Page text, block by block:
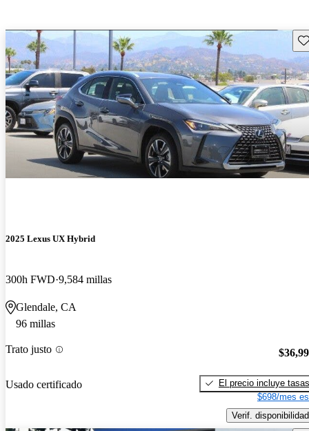
2025 Lexus UX Hybrid
300h FWD 9,584 millas
Glendale, CA
96 millas
Trato justo
Usado certificado
El precio incluye tasas
$698/mes
Verif. disponibilidad